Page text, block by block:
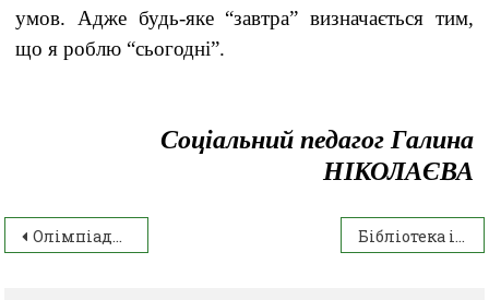
умов. Адже будь-яке “завтра” визначається тим,
що я роблю “сьогодні”.
Соціальний педагог Галина
НІКОЛАЄВА
Олімпіада з англійської мови Бібліотека інформує: 21 березня – Міжнародний день поезії